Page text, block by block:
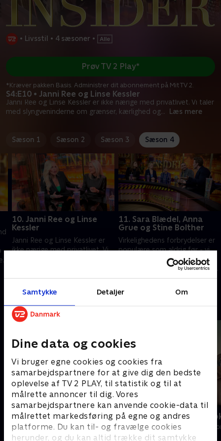
Samtykke Detaljer Om
Dine data og cookies
Vi bruger egne cookies og cookies fra
samarbejdspartnere for at give dig den bedste
oplevelse af TV 2 PLAY, til statistik og til at
målrette annoncer til dig. Vores
samarbejdspartnere kan anvende cookie-data til
målrettet markedsføring på egne og andres
platforme. Du kan til- og fravælge cookies
herunder, og du kan altid trække dit samtykke
• Livsstil • 4 sæsoner •
S4:E10 • Janni Ree og Linse Kessler
Janni Ree og Linse Kessler er ikke nærige med privatlivet. Vi taler
med slyngveninderne om grænser, kærlighed og... Læs mere
Prøv TV 2 Play*
*Kræver pakken Basis. Administrer dit abonnement på Mit TV 2.
Sæson 1 Sæson 2 Sæson 3 Sæson 4
10. Janni Ree og Linse
Kessler
Janni Ree og Linse Kessler er
ikke nærige med privatlivet. Vi
strategier på den røde løber.
11. Sara Blædel, Anna
Grue og Stine Bolther
Virkelighedens forbrydelser er
populære som aldrig før - vi
undersøger de etiske
dilemmaer ved true crime med
krimiforfatterne.
Andre så også
Mesterlige ombygninger
Livsstil • 4 sæsoner
Fem fede
Livsstil • 5